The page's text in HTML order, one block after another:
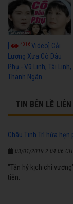
[ 4016Video] Cải
Lương Xưa Cô Dâu
Phụ - Vũ Linh, Tài Linh,
Thanh Ngân
TIN BÊN LỀ
Châu Tinh Trì hứa
03/01/2019 2:04:06 CH
"Tân hỷ kịch chi
tiên.